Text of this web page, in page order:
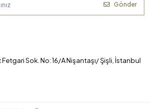
Gönder
Sok. No: 16/A Nişantaşı/ Şişli, İstanbul